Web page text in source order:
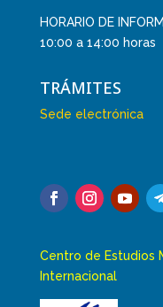
HORARIO DE
10:00 a 14:00 horas
TRÁMITES
Sede electrónica
Centro de Estudios
Internacional